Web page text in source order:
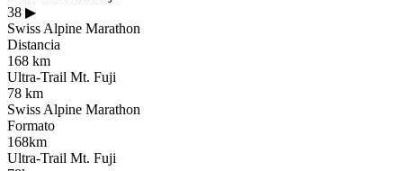
38 ▶
Swiss Alpine Marathon
Distancia
168 km
Ultra-Trail Mt. Fuji
78 km
Swiss Alpine Marathon
Formato
168km
Ultra-Trail Mt. Fuji